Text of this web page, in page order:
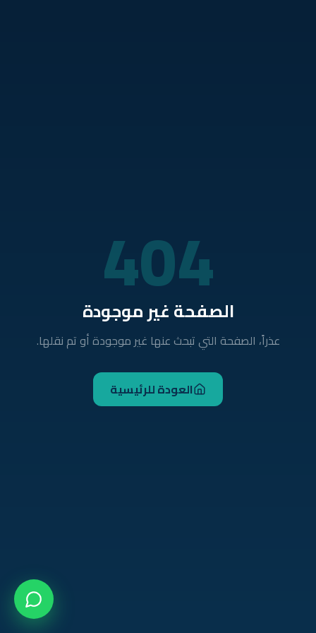
404
الصفحة غير موجودة
عذراً، الصفحة التي تبحث عنها غير موجودة أو تم نقلها.
العودة للرئيسية